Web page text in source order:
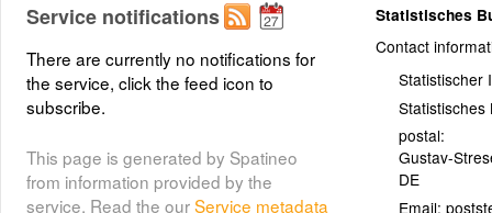
Statistisches
Contact
Statistischer
Statistisches
postal:
Gustav-
DE
Email:
Service notifications
There are currently no notifications for
the service, click the feed icon to
subscribe.
This page is generated by Spatineo
from information provided by the
service. Read the ourService metadata